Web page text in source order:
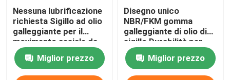
Nessuna lubrificazione
richiesta Sigillo ad olio
galleggiante per il
movimento assiale da
0,2 mm a 0,5 mm
Miglior prezzo
Disegno unico
NBR/FKM gomma
galleggiante di olio di
sigillo Durabilità per
accelerare
Miglior prezzo